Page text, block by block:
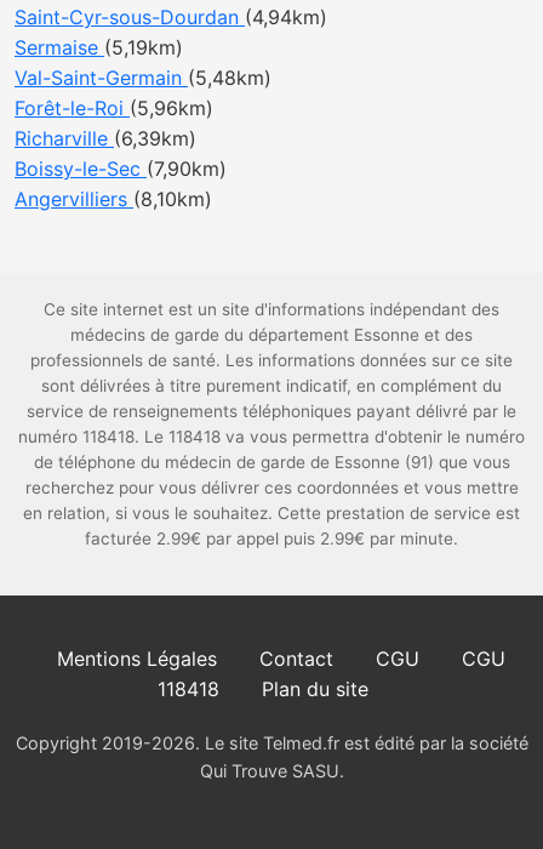
Saint-Cyr-sous-Dourdan (4,94km)
Sermaise (5,19km)
Val-Saint-Germain (5,48km)
Forêt-le-Roi (5,96km)
Richarville (6,39km)
Boissy-le-Sec (7,90km)
Angervilliers (8,10km)
Ce site internet est un site d'informations indépendant des
médecins de garde du département Essonne et des
professionnels de santé. Les informations données sur ce site
sont délivrées à titre purement indicatif, en complément du
service de renseignements téléphoniques payant délivré par le
numéro 118418. Le 118418 va vous permettra d'obtenir le numéro
de téléphone du médecin de garde de Essonne (91) que vous
recherchez pour vous délivrer ces coordonnées et vous mettre
en relation, si vous le souhaitez. Cette prestation de service est
facturée 2.99€ par appel puis 2.99€ par minute.
Mentions Légales Contact CGU
CGU
118418
Plan du site
Copyright 2019-2026. Le site Telmed.fr est édité par la société
Qui Trouve SASU.